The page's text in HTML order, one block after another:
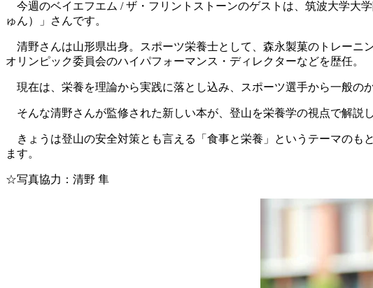
今週のベイエフエム / ザ・フリントストーンのゲストは、筑波大学大
ゅん）」さんです。
清野さんは山形県出身。スポーツ栄養士として、森永製菓のトレーニ
オリンピック委員会のハイパフォーマンス・ディレクターなどを歴任。
現在は、栄養を理論から実践に落とし込み、スポーツ選手から一般の
そんな清野さんが監修された新しい本が、登山を栄養学の視点で解説
きょうは登山の安全対策とも言える「食事と栄養」というテーマのも
ます。
☆写真協力：清野 隼